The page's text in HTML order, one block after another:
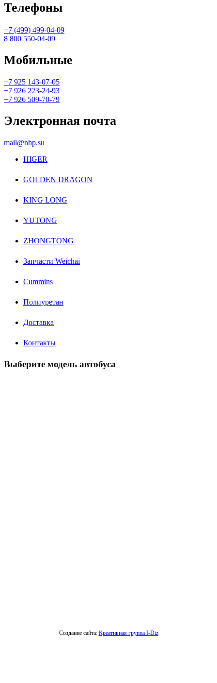
Телефоны
+7 (499) 499-04-09
8 800 550-04-09
Мобильные
+7 925 143-07-05
+7 926 223-24-93
+7 926 509-70-79
Электронная почта
mail@nhp.su
HIGER
GOLDEN DRAGON
KING LONG
YUTONG
ZHONGTONG
Запчасти Weichai
Cummins
Полиуретан
Доставка
Контакты
Выберите модель автобуса
Создание сайта: Креативная группа I-Diz